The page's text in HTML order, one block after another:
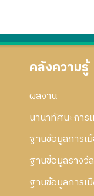
คลังความรู้
ผลงาน
นานาทัศนะการ
ฐานข้อมูลการเ
ฐานข้อมูลรางวั
ฐานข้อมูลการเ